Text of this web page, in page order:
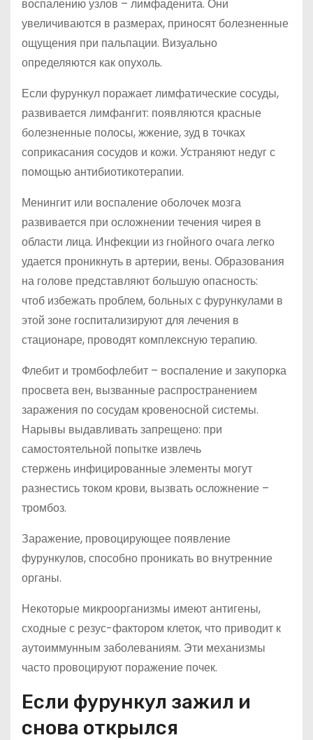
воспалению узлов – лимфаденита. Они
увеличиваются в размерах, приносят болезненные
ощущения при пальпации. Визуально
определяются как опухоль.
Если фурункул поражает лимфатические сосуды,
развивается лимфангит: появляются красные
болезненные полосы, жжение, зуд в точках
соприкасания сосудов и кожи. Устраняют недуг с
помощью антибиотикотерапии.
Менингит или воспаление оболочек мозга
развивается при осложнении течения чирея в
области лица. Инфекции из гнойного очага легко
удается проникнуть в артерии, вены. Образования
на голове представляют большую опасность:
чтоб избежать проблем, больных с фурункулами в
этой зоне госпитализируют для лечения в
стационаре, проводят комплексную терапию.
Флебит и тромбофлебит – воспаление и закупорка
просвета вен, вызванные распространением
заражения по сосудам кровеносной системы.
Нарывы выдавливать запрещено: при
самостоятельной попытке извлечь
стержень инфицированные элементы могут
разнестись током крови, вызвать осложнение –
тромбоз.
Заражение, провоцирующее появление
фурункулов, способно проникать во внутренние
органы.
Некоторые микроорганизмы имеют антигены,
сходные с резус-фактором клеток, что приводит к
аутоиммунным заболеваниям. Эти механизмы
часто провоцируют поражение почек.
Если фурункул зажил и
снова открылся